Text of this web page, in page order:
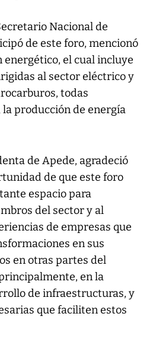
Nacional de
de este foro, mencionó
energético, el cual incluye
al sector eléctrico y
todas
producción de energía
de Apede, agradeció
de que este foro
espacio para
del sector y al
de empresas que
en sus
en otras partes del
en la
de infraestructuras, y
que faciliten estos